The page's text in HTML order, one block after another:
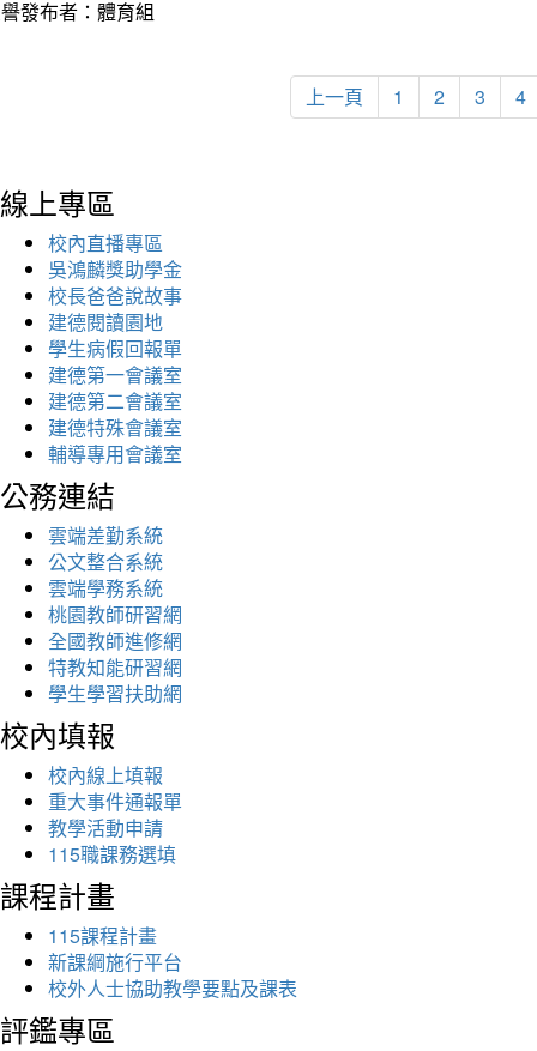
發布者：體育組
上一頁 1 2 3 4
線上專區
校內直播專區
吳鴻麟獎助學金
校長爸爸說故事
建德閱讀園地
學生病假回報單
建德第一會議室
建德第二會議室
建德特殊會議室
輔導專用會議室
公務連結
雲端差勤系統
公文整合系統
雲端學務系統
桃園教師研習網
全國教師進修網
特教知能研習網
學生學習扶助網
校內填報
校內線上填報
重大事件通報單
教學活動申請
115職課務選填
課程計畫
115課程計畫
新課綱施行平台
校外人士協助教學要點及課表
評鑑專區